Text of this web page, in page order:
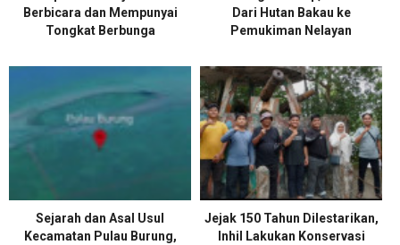
Berbicara dan Mempunyai
Tongkat Berbunga
Dari Hutan Bakau ke
Pemukiman Nelayan
Sejarah dan Asal Usul
Kecamatan Pulau Burung,
Jejak 150 Tahun Dilestarikan,
Inhil Lakukan Konservasi